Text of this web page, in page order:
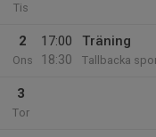
Tis
2
Ons
17:00
18:30
Träning
Tallbacka
3
Tor